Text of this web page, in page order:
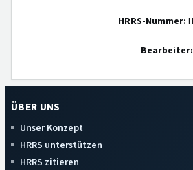
HRRS-Nummer:
Bearbeiter:
ÜBER UNS
Unser Konzept
HRRS unterstützen
HRRS zitieren